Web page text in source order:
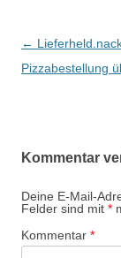
Beitrags-
Navigation
←
Pizzabestellung
Kommentar
Deine E-Mail-
Felder sind mit *
Kommentar *